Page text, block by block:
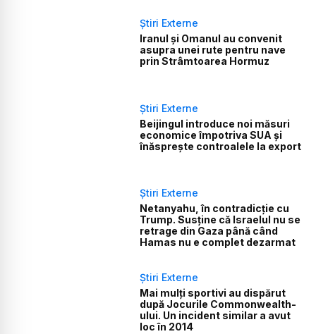
Știri Externe
Iranul și Omanul au convenit
asupra unei rute pentru nave
prin Strâmtoarea Hormuz
Știri Externe
Beijingul introduce noi măsuri
economice împotriva SUA și
înăsprește controalele la export
Știri Externe
Netanyahu, în contradicție cu
Trump. Susține că Israelul nu se
retrage din Gaza până când
Hamas nu e complet dezarmat
Știri Externe
Mai mulți sportivi au dispărut
după Jocurile Commonwealth-
ului. Un incident similar a avut
loc în 2014